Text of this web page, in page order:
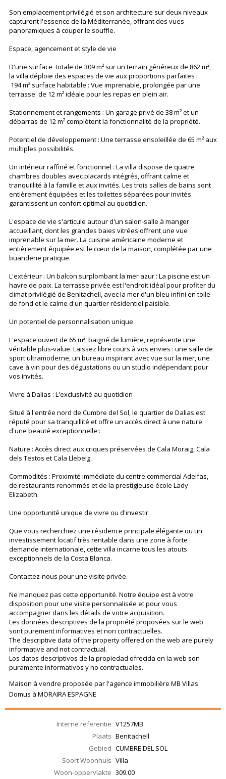
Son emplacement privilégié et son architecture sur deux niveaux
capturent l'essence de la Méditerranée, offrant des vues
panoramiques à couper le souffle.
Espace, agencement et style de vie
D'une surface totale de 309 m² sur un terrain généreux de 862 m²,
la villa déploie des espaces de vie aux proportions parfaites :
194 m² surface habitable : Vue imprenable, prolongée par une
terrasse de 12 m² idéale pour les repas en plein air.
Stationnement et rangements : Un garage privé de 38 m² et un
débarras de 12 m² complètent la fonctionnalité de la propriété.
Potentiel de développement : Une terrasse ensoleillée de 65 m² aux
multiples possibilités.
Un intérieur raffiné et fonctionnel : La villa dispose de quatre
chambres doubles avec placards intégrés, offrant calme et
tranquillité à la famille et aux invités. Les trois salles de bains sont
entièrement équipées et les toilettes séparées pour invités
garantissent un confort optimal au quotidien.
L'espace de vie s'articule autour d'un salon-salle à manger
accueillant, dont les grandes baies vitrées offrent une vue
imprenable sur la mer. La cuisine américaine moderne et
entièrement équipée est le cœur de la maison, complétée par une
buanderie pratique.
L'extérieur : Un balcon surplombant la mer azur : La piscine est un
havre de paix. La terrasse privée est l'endroit idéal pour profiter du
climat privilégié de Benitachell, avec la mer d'un bleu infini en toile
de fond et le calme d'un quartier résidentiel paisible.
Un potentiel de personnalisation unique
L'espace ouvert de 65 m², baigné de lumière, représente une
véritable plus-value. Laissez libre cours à vos envies : une salle de
sport ultramoderne, un bureau inspirant avec vue sur la mer, une
cave à vin pour des dégustations ou un studio indépendant pour
vos invités.
Vivre à Dalias : L'exclusivité au quotidien
Situé à l'entrée nord de Cumbre del Sol, le quartier de Dalias est
réputé pour sa tranquillité et offre un accès direct à une nature
d'une beauté exceptionnelle :
Nature : Accès direct aux criques préservées de Cala Moraig, Cala
dels Testos et Cala Llebeig.
Commodités : Proximité immédiate du centre commercial Adelfas,
de restaurants renommés et de la prestigieuse école Lady
Elizabeth.
Une opportunité unique de vivre ou d'investir
Que vous recherchiez une résidence principale élégante ou un
investissement locatif très rentable dans une zone à forte
demande internationale, cette villa incarne tous les atouts
exceptionnels de la Costa Blanca.
Contactez-nous pour une visite privée.
Ne manquez pas cette opportunité. Notre équipe est à votre
disposition pour une visite personnalisée et pour vous
accompagner dans les détails de votre acquisition.
Les données descriptives de la propriété proposées sur le web
sont purement informatives et non contractuelles.
The descriptive data of the property offered on the web are purely
informative and not contractual.
Los datos descriptivos de la propiedad ofrecida en la web son
puramente informativos y no contractuales.
Maison à vendre proposée par l'agence immobilière MB Villas
Domus à MORAIRA ESPAGNE
Interne referentie V1257MB
Plaats Benitachell
Gebied CUMBRE DEL SOL
Soort Woonhuis Villa
Woon-oppervlakte 309.00